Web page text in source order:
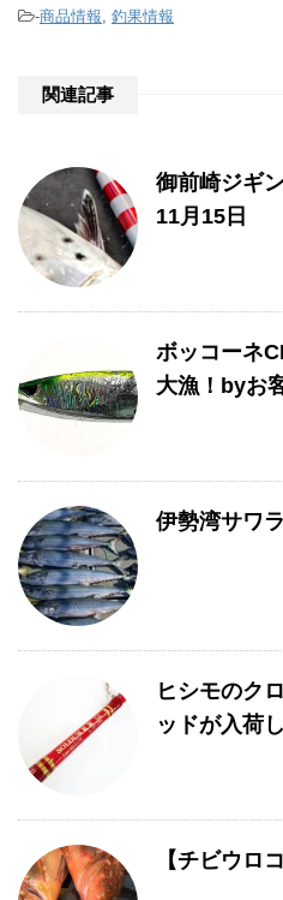
-商品情報 釣果情報
関連記事
御前崎ジギ
11月15日
ボッコーネ
大漁！byお
伊勢湾サワ
ヒシモのク
ッドが入荷
【チビウロ